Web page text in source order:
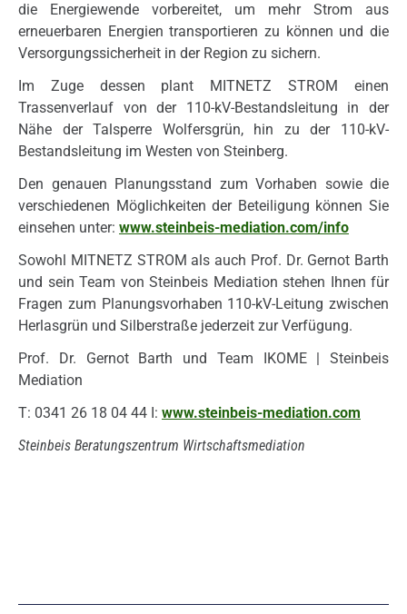
die Energiewende vorbereitet, um mehr Strom aus
erneuerbaren Energien transportieren zu können und die
Versorgungssicherheit in der Region zu sichern.
Im Zuge dessen plant MITNETZ STROM einen
Trassenverlauf von der 110-kV-Bestandsleitung in der
Nähe der Talsperre Wolfersgrün, hin zu der 110-kV-
Bestandsleitung im Westen von Steinberg.
Den genauen Planungsstand zum Vorhaben sowie die
verschiedenen Möglichkeiten der Beteiligung können Sie
einsehen unter: www.steinbeis-mediation.com/info
Sowohl MITNETZ STROM als auch Prof. Dr. Gernot Barth
und sein Team von Steinbeis Mediation stehen Ihnen für
Fragen zum Planungsvorhaben 110-kV-Leitung zwischen
Herlasgrün und Silberstraße jederzeit zur Verfügung.
Prof. Dr. Gernot Barth und Team IKOME | Steinbeis
Mediation
T: 0341 26 18 04 44 I: www.steinbeis-mediation.com
Steinbeis Beratungszentrum Wirtschaftsmediation